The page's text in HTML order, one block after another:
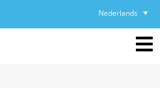
Nederlands